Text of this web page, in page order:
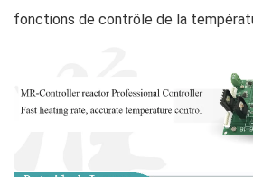
fonctions de contrôle de la